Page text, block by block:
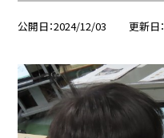
公開日 2024/12/03 更新日